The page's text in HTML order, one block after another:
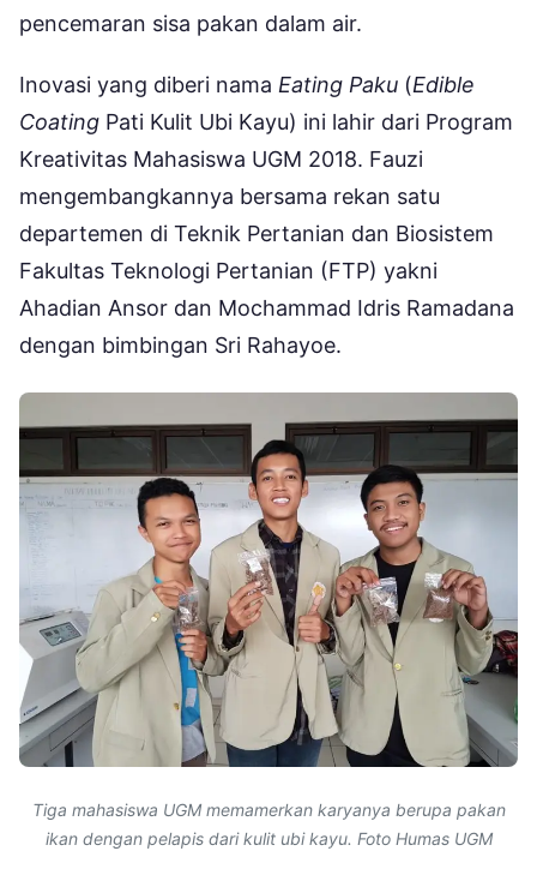
pencemaran sisa pakan dalam air.
Inovasi yang diberi nama Eating Paku (Edible
Coating Pati Kulit Ubi Kayu) ini lahir dari Program
Kreativitas Mahasiswa UGM 2018. Fauzi
mengembangkannya bersama rekan satu
departemen di Teknik Pertanian dan Biosistem
Fakultas Teknologi Pertanian (FTP) yakni
Ahadian Ansor dan Mochammad Idris Ramadana
dengan bimbingan Sri Rahayoe.
Tiga mahasiswa UGM memamerkan karyanya berupa pakan
ikan dengan pelapis dari kulit ubi kayu. Foto Humas UGM